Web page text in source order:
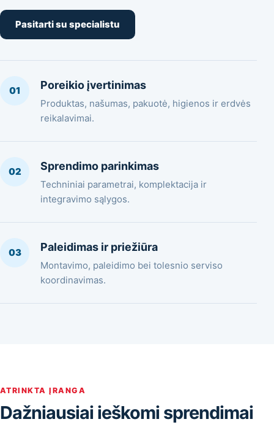
Pasitarti su specialistu
01 Poreikio įvertinimas
Produktas, našumas, pakuotė, higienos ir erdvės
reikalavimai.
02 Sprendimo parinkimas
Techniniai parametrai, komplektacija ir
integravimo sąlygos.
03 Paleidimas ir priežiūra
Montavimo, paleidimo bei tolesnio serviso
koordinavimas.
ATRINKTA ĮRANGA
Dažniausiai ieškomi sprendimai